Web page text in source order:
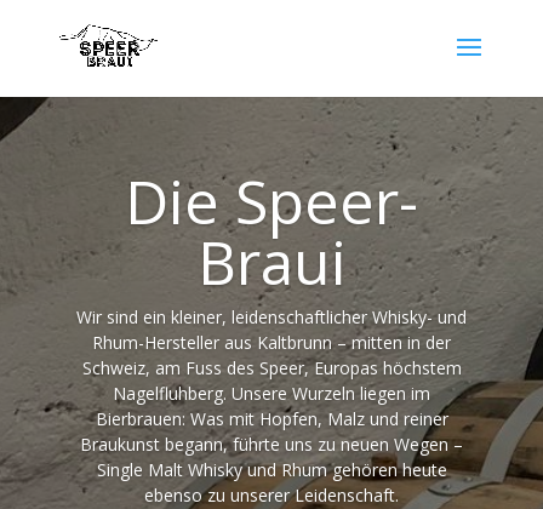
Die Speer-
Braui
Wir sind ein kleiner, leidenschaftlicher Whisky- und
Rhum-Hersteller aus Kaltbrunn – mitten in der
Schweiz, am Fuss des Speer, Europas höchstem
Nagelfluhberg. Unsere Wurzeln liegen im
Bierbrauen: Was mit Hopfen, Malz und reiner
Braukunst begann, führte uns zu neuen Wegen –
Single Malt Whisky und Rhum gehören heute
ebenso zu unserer Leidenschaft.